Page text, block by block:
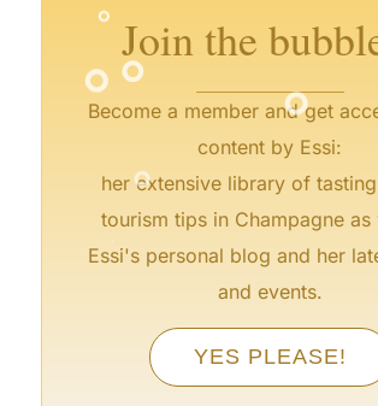
Join the
Become a member and get
content by Essi:
her extensive library of
tourism tips in Champagne as
Essi's personal blog and her
and events.
YES PLEASE!
°
° °